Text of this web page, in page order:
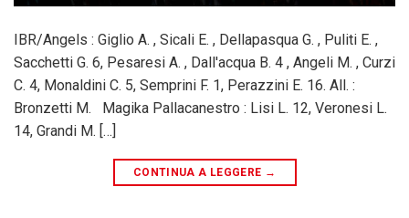
IBR/Angels : Giglio A. , Sicali E. , Dellapasqua G. , Puliti E. ,
Sacchetti G. 6, Pesaresi A. , Dall'acqua B. 4 , Angeli M. , Curzi
C. 4, Monaldini C. 5, Semprini F. 1, Perazzini E. 16. All. :
Bronzetti M. Magika Pallacanestro : Lisi L. 12, Veronesi L.
14, Grandi M. […]
CONTINUA A LEGGERE →